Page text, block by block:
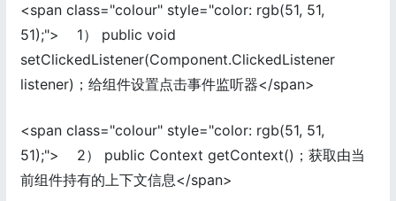
<span class="colour" style="color: rgb(51, 51,
51);"> 1） public void
setClickedListener(Component.ClickedListener
listener)；给组件设置点击事件监听器</span>
<span class="colour" style="color: rgb(51, 51,
51);"> 2） public Context getContext()；获取由当
前组件持有的上下文信息</span>